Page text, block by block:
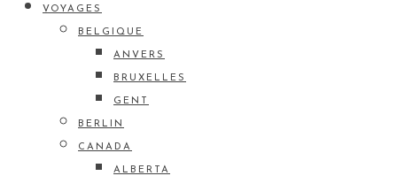
VOYAGES
BELGIQUE
ANVERS
BRUXELLES
GENT
BERLIN
CANADA
ALBERTA